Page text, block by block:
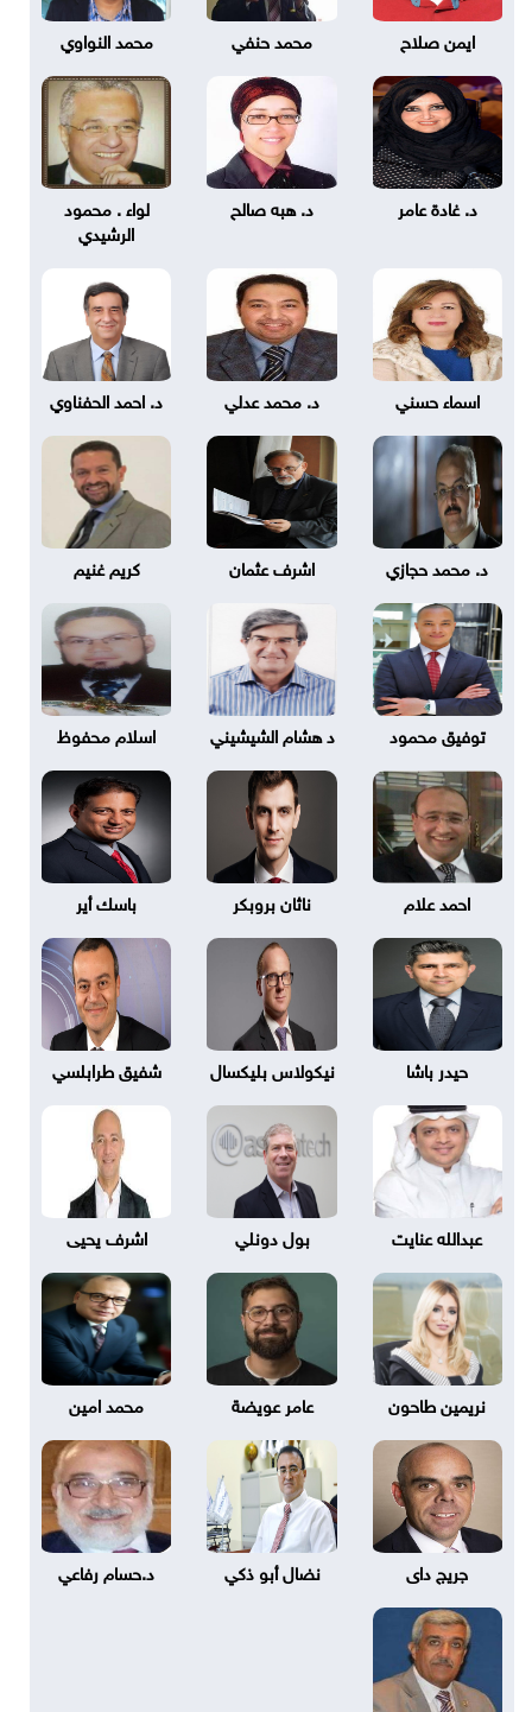
ايمن صلاح محمد حنفي محمد النواوي
د. غادة عامر د. هبه صالح
لواء . محمود
الرشيدي
اسماء حسني د. محمد عدلي د. احمد الحفناوي
د. محمد حجازي اشرف عثمان كريم غنيم
توفيق محمود د هشام الشيشيني اسلام محفوظ
احمد علام ناثان بروبكر باسك أير
حيدر باشا نيكولاس بليكسال شفيق طرابلسي
عبدالله عنايت بول دونلي اشرف يحيى
نريمين طاحون عامر عويضة محمد امين
جريج داى نضال أبو ذكي د.حسام رفاعي